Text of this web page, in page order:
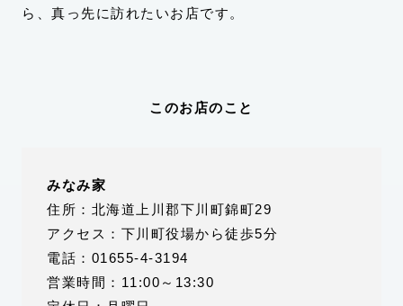
ら、真っ先に訪れたいお店です。
このお店のこと
みなみ家
住所：北海道上川郡下川町錦町29
アクセス：下川町役場から徒歩5分
電話：01655-4-3194
営業時間：11:00～13:30